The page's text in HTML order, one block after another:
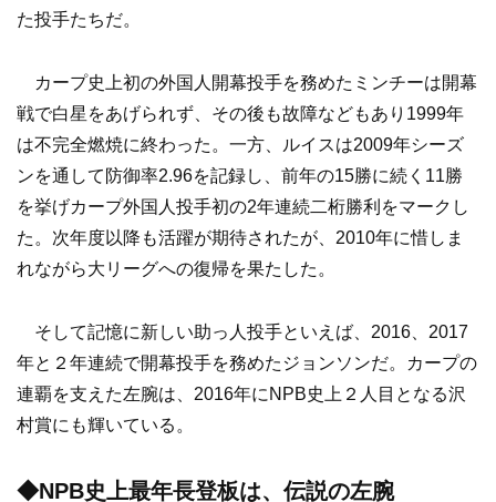
た投手たちだ。
カープ史上初の外国人開幕投手を務めたミンチーは開幕
戦で白星をあげられず、その後も故障などもあり1999年
は不完全燃焼に終わった。一方、ルイスは2009年シーズ
ンを通して防御率2.96を記録し、前年の15勝に続く11勝
を挙げカープ外国人投手初の2年連続二桁勝利をマークし
た。次年度以降も活躍が期待されたが、2010年に惜しま
れながら大リーグへの復帰を果たした。
そして記憶に新しい助っ人投手といえば、2016、2017
年と２年連続で開幕投手を務めたジョンソンだ。カープの
連覇を支えた左腕は、2016年にNPB史上２人目となる沢
村賞にも輝いている。
◆NPB史上最年長登板は、伝説の左腕